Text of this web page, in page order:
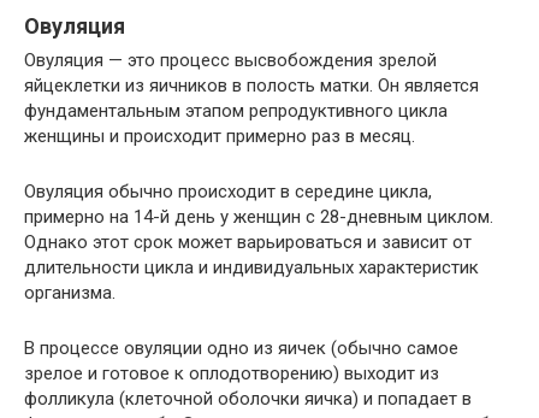
Овуляция
Овуляция — это процесс высвобождения зрелой
яйцеклетки из яичников в полость матки. Он является
фундаментальным этапом репродуктивного цикла
женщины и происходит примерно раз в месяц.
Овуляция обычно происходит в середине цикла,
примерно на 14-й день у женщин с 28-дневным циклом.
Однако этот срок может варьироваться и зависит от
длительности цикла и индивидуальных характеристик
организма.
В процессе овуляции одно из яичек (обычно самое
зрелое и готовое к оплодотворению) выходит из
фолликула (клеточной оболочки яичка) и попадает в